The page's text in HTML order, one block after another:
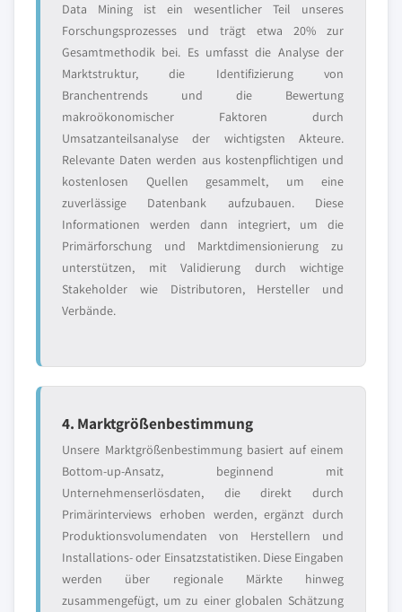
Data Mining ist ein wesentlicher Teil unseres
Forschungsprozesses und trägt etwa 20% zur
Gesamtmethodik bei. Es umfasst die Analyse der
Marktstruktur, die Identifizierung von
Branchentrends und die Bewertung
makroökonomischer Faktoren durch
Umsatzanteilsanalyse der wichtigsten Akteure.
Relevante Daten werden aus kostenpflichtigen und
kostenlosen Quellen gesammelt, um eine
zuverlässige Datenbank aufzubauen. Diese
Informationen werden dann integriert, um die
Primärforschung und Marktdimensionierung zu
unterstützen, mit Validierung durch wichtige
Stakeholder wie Distributoren, Hersteller und
Verbände.
4. Marktgrößenbestimmung
Unsere Marktgrößenbestimmung basiert auf einem
Bottom-up-Ansatz, beginnend mit
Unternehmenserlösdaten, die direkt durch
Primärinterviews erhoben werden, ergänzt durch
Produktionsvolumendaten von Herstellern und
Installations- oder Einsatzstatistiken. Diese Eingaben
werden über regionale Märkte hinweg
zusammengefügt, um zu einer globalen Schätzung